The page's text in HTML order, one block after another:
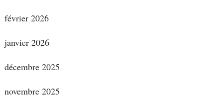
février 2026
janvier 2026
décembre 2025
novembre 2025